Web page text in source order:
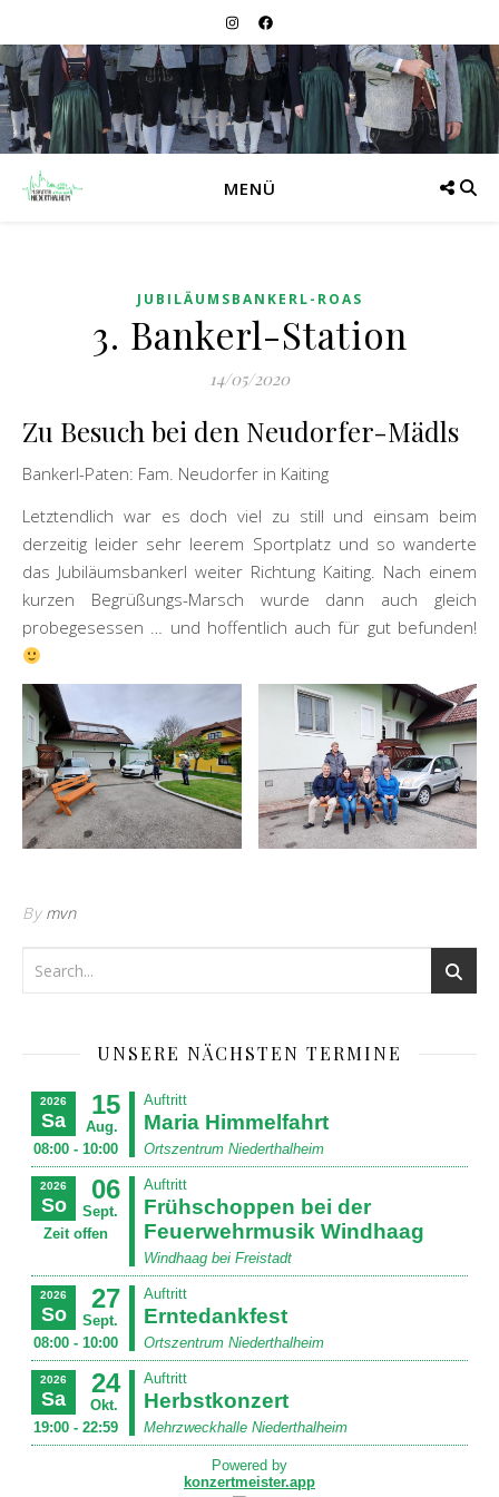
MENÜ
JUBILÄUMSBANKERL-ROAS
3. Bankerl-Station
14/05/2020
Zu Besuch bei den Neudorfer-Mädls
Bankerl-Paten: Fam. Neudorfer in Kaiting
Letztendlich war es doch viel zu still und einsam beim
derzeitig leider sehr leerem Sportplatz und so wanderte
das Jubiläumsbankerl weiter Richtung Kaiting. Nach einem
kurzen Begrüßungs-Marsch wurde dann auch gleich
probegesessen … und hoffentlich auch für gut befunden!
By mvn
UNSERE NÄCHSTEN TERMINE